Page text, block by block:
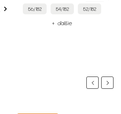
56/182 54/182 52/182
+ ďalšie
PreviousNext